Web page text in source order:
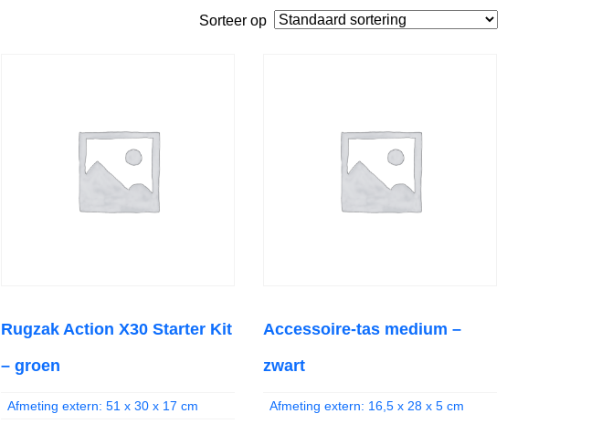
Sorteer op
Rugzak Action X30 Starter Kit
– groen
Afmeting extern: 51 x 30 x 17 cm
Accessoire-tas medium –
zwart
Afmeting extern: 16,5 x 28 x 5 cm